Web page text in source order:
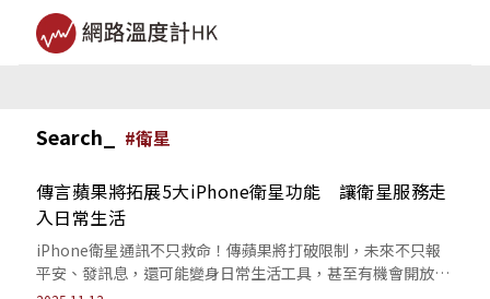
Search_ #衛星
傳言蘋果將拓展5大iPhone衛星功能 讓衛星服務走
入日常生活
iPhone衛星通訊不只救命！傳蘋果將打破限制，未來不只報
平安、發訊息，還可能變身日常生活工具，甚至有機會開放給